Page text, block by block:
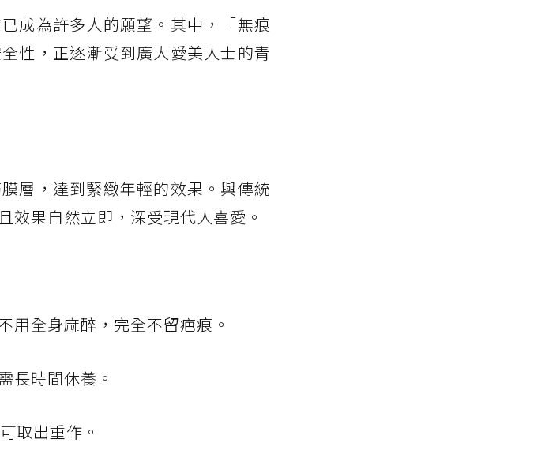
成為許多人的願望。其中，「無痕
性，正逐漸受到廣大愛美人士的青
層，達到緊緻年輕的效果。與傳統
效果自然立即，深受現代人喜愛。
用全身麻醉，完全不留疤痕。
長時間休養。
取出重作。